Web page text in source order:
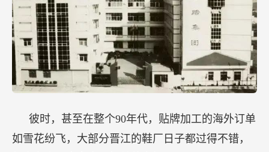
彼时，甚至在整个90年代，贴牌加工的海外订单
如雪花纷飞，大部分晋江的鞋厂日子都过得不错，